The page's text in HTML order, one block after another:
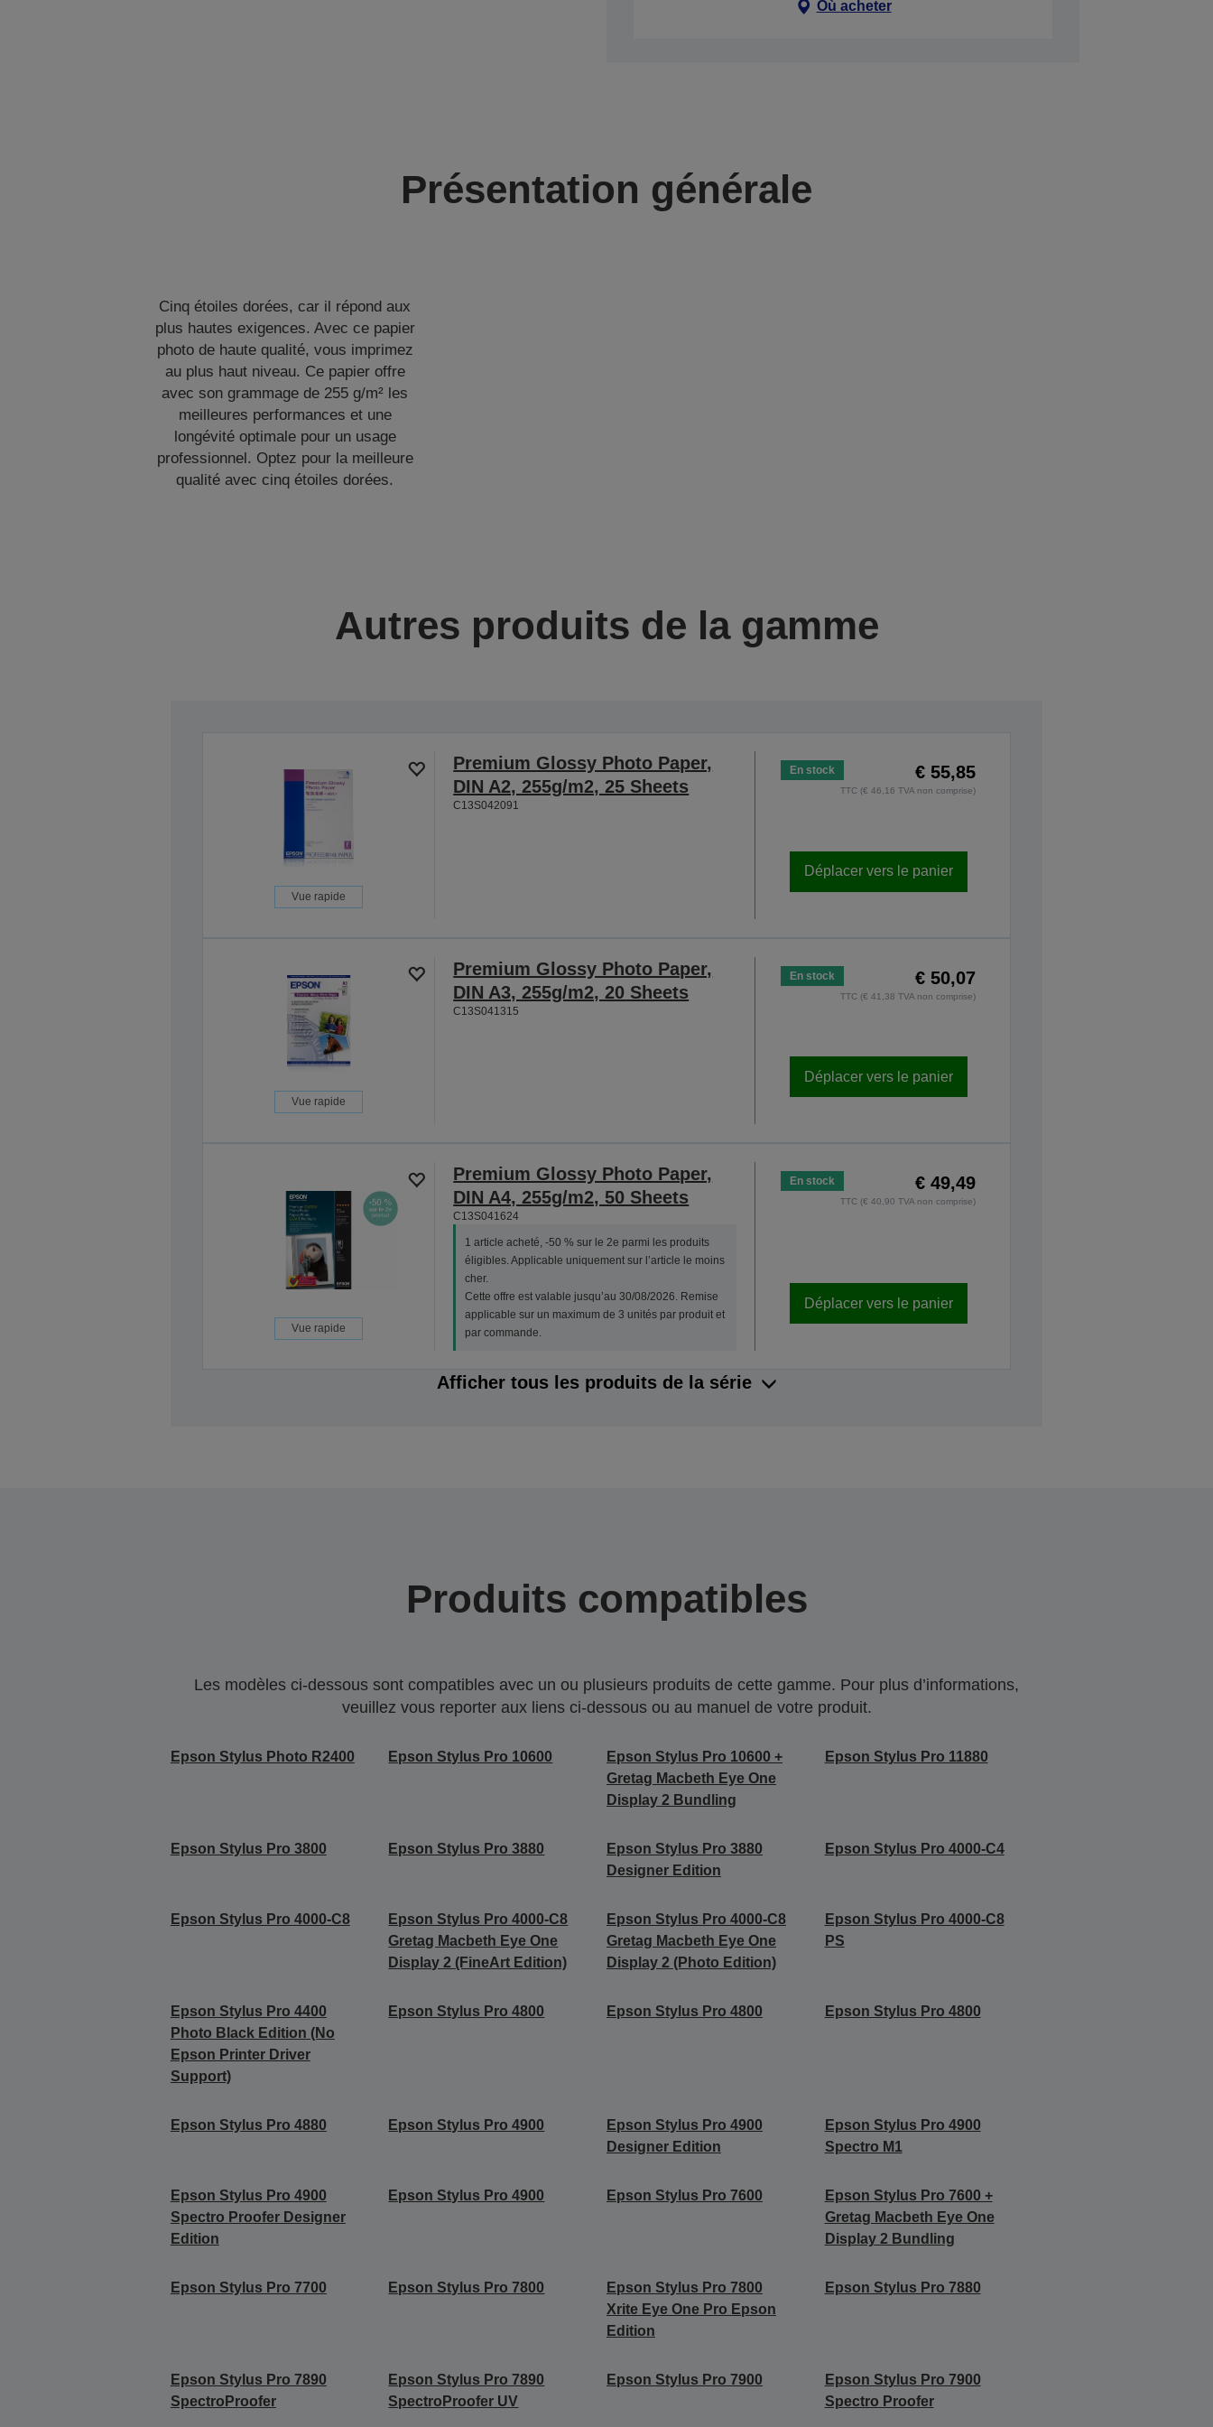
Où acheter
Présentation générale
Cinq étoiles dorées, car il répond aux
plus hautes exigences. Avec ce papier
photo de haute qualité, vous imprimez
au plus haut niveau. Ce papier offre
avec son grammage de 255 g/m² les
meilleures performances et une
longévité optimale pour un usage
professionnel. Optez pour la meilleure
qualité avec cinq étoiles dorées.
Autres produits de la gamme
Vue rapide
Premium Glossy Photo Paper,
DIN A2, 255g/m2, 25 Sheets
C13S042091
En stock € 55,85
TTC (€ 46,16 TVA non comprise)
Déplacer vers le panier
Vue rapide
Premium Glossy Photo Paper,
DIN A3, 255g/m2, 20 Sheets
C13S041315
En stock € 50,07
TTC (€ 41,38 TVA non comprise)
Déplacer vers le panier
Vue rapide
Premium Glossy Photo Paper,
DIN A4, 255g/m2, 50 Sheets
C13S041624
1 article acheté, -50 % sur le 2e parmi les produits
éligibles. Applicable uniquement sur l’article le moins
cher.
Cette offre est valable jusqu’au 30/08/2026. Remise
applicable sur un maximum de 3 unités par produit et
par commande.
En stock € 49,49
TTC (€ 40,90 TVA non comprise)
Déplacer vers le panier
Afficher tous les produits de la série
Produits compatibles
Les modèles ci-dessous sont compatibles avec un ou plusieurs produits de cette gamme. Pour plus d’informations,
veuillez vous reporter aux liens ci-dessous ou au manuel de votre produit.
Epson Stylus Photo R2400 Epson Stylus Pro 10600
Epson Stylus Pro 10600 +
Gretag Macbeth Eye One
Display 2 Bundling
Epson Stylus Pro 11880
Epson Stylus Pro 3800 Epson Stylus Pro 3880
Epson Stylus Pro 3880
Designer Edition
Epson Stylus Pro 4000-C4
Epson Stylus Pro 4000-C8
Epson Stylus Pro 4000-C8
Gretag Macbeth Eye One
Display 2 (FineArt Edition)
Epson Stylus Pro 4000-C8
Gretag Macbeth Eye One
Display 2 (Photo Edition)
Epson Stylus Pro 4000-C8
PS
Epson Stylus Pro 4400
Photo Black Edition (No
Epson Printer Driver
Support)
Epson Stylus Pro 4800 Epson Stylus Pro 4800 Epson Stylus Pro 4800
Epson Stylus Pro 4880 Epson Stylus Pro 4900
Epson Stylus Pro 4900
Designer Edition
Epson Stylus Pro 4900
Spectro M1
Epson Stylus Pro 4900
Spectro Proofer Designer
Edition
Epson Stylus Pro 4900 Epson Stylus Pro 7600
Epson Stylus Pro 7600 +
Gretag Macbeth Eye One
Display 2 Bundling
Epson Stylus Pro 7700 Epson Stylus Pro 7800
Epson Stylus Pro 7800
Xrite Eye One Pro Epson
Edition
Epson Stylus Pro 7880
Epson Stylus Pro 7890
SpectroProofer
Epson Stylus Pro 7890
SpectroProofer UV
Epson Stylus Pro 7900
Epson Stylus Pro 7900
Spectro Proofer